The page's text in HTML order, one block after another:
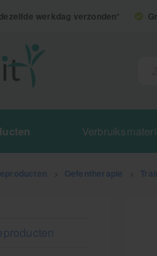
dezelfde werkdag verzonden*
Oefentherapie